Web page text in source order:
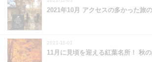
2021年10月 アクセスの多かった旅
2021-11-01
11月に見頃を迎える紅葉名所！ 秋